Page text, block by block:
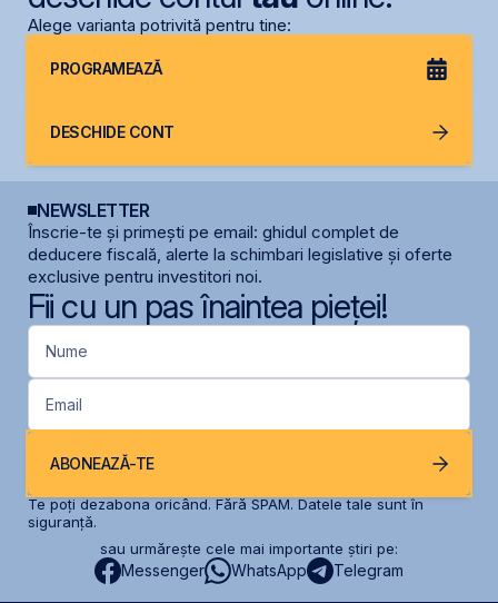
Alege varianta potrivită pentru tine:
PROGRAMEAZĂ
DESCHIDE CONT
NEWSLETTER
Înscrie-te și primești pe email: ghidul complet de
deducere fiscală, alerte la schimbari legislative și oferte
exclusive pentru investitori noi.
Fii cu un pas înaintea pieței!
Nume
Email
ABONEAZĂ-TE
Te poți dezabona oricând. Fără SPAM. Datele tale sunt în
siguranță.
sau urmărește cele mai importante știri pe:
Messenger WhatsApp Telegram